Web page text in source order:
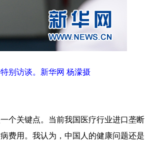
别访谈。新华网 杨濛摄
个关键点。当前我国医疗行业进口垄断
费用。我认为，中国人的健康问题还是